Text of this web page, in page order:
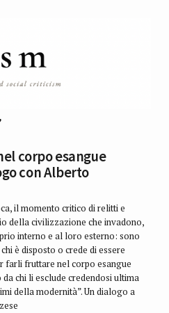
corpo esangue
con Alberto
il momento critico di relitti e
della civilizzazione che invadono,
interno e al loro esterno: sono
è disposto o crede di essere
farli fruttare nel corpo esangue
chi li esclude credendosi ultima
della modernità”. Un dialogo a